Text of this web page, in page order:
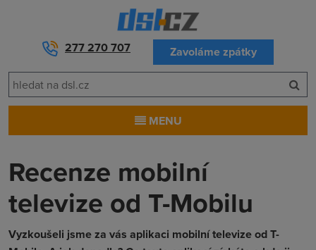
277 270 707 Zavoláme zpátky
MENU
Recenze mobilní
televize od T-Mobilu
Vyzkoušeli jsme za vás aplikaci mobilní televize od T-